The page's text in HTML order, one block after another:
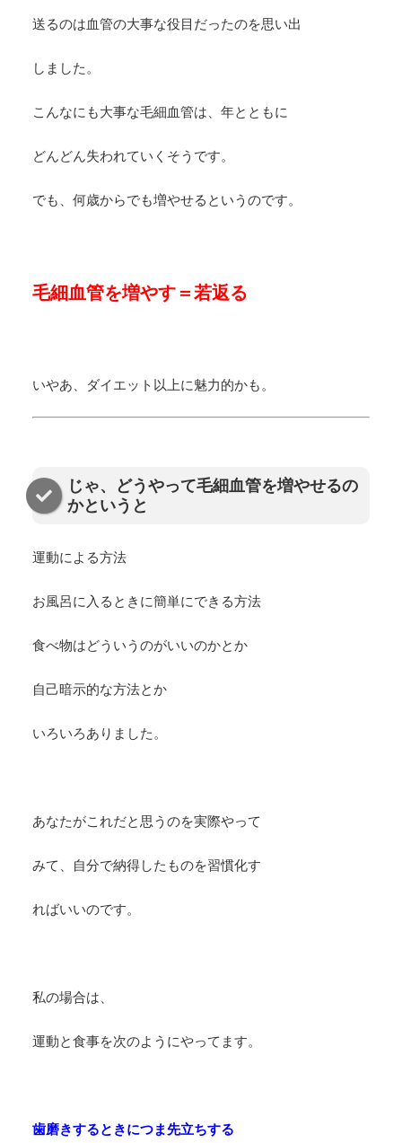
送るのは血管の大事な役目だったのを思い出
しました。
こんなにも大事な毛細血管は、年とともに
どんどん失われていくそうです。
でも、何歳からでも増やせるというのです。
毛細血管を増やす＝若返る
いやあ、ダイエット以上に魅力的かも。
じゃ、どうやって毛細血管を増やせるの
かというと
運動による方法
お風呂に入るときに簡単にできる方法
食べ物はどういうのがいいのかとか
自己暗示的な方法とか
いろいろありました。
あなたがこれだと思うのを実際やって
みて、自分で納得したものを習慣化す
ればいいのです。
私の場合は、
運動と食事を次のようにやってます。
歯磨きするときにつま先立ちする